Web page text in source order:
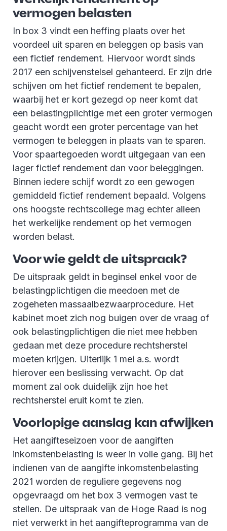
vermogen belasten
In box 3 vindt een heffing plaats over het
voordeel uit sparen en beleggen op basis van
een fictief rendement. Hiervoor wordt sinds
2017 een schijvenstelsel gehanteerd. Er zijn drie
schijven om het fictief rendement te bepalen,
waarbij het er kort gezegd op neer komt dat
een belastingplichtige met een groter vermogen
geacht wordt een groter percentage van het
vermogen te beleggen in plaats van te sparen.
Voor spaartegoeden wordt uitgegaan van een
lager fictief rendement dan voor beleggingen.
Binnen iedere schijf wordt zo een gewogen
gemiddeld fictief rendement bepaald. Volgens
ons hoogste rechtscollege mag echter alleen
het werkelijke rendement op het vermogen
worden belast.
Voor wie geldt de uitspraak?
De uitspraak geldt in beginsel enkel voor de
belastingplichtigen die meedoen met de
zogeheten massaalbezwaarprocedure. Het
kabinet moet zich nog buigen over de vraag of
ook belastingplichtigen die niet mee hebben
gedaan met deze procedure rechtsherstel
moeten krijgen. Uiterlijk 1 mei a.s. wordt
hierover een beslissing verwacht. Op dat
moment zal ook duidelijk zijn hoe het
rechtsherstel eruit komt te zien.
Voorlopige aanslag kan afwijken
Het aangifteseizoen voor de aangiften
inkomstenbelasting is weer in volle gang. Bij het
indienen van de aangifte inkomstenbelasting
2021 worden de reguliere gegevens nog
opgevraagd om het box 3 vermogen vast te
stellen. De uitspraak van de Hoge Raad is nog
niet verwerkt in het aangifteprogramma van de